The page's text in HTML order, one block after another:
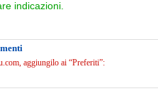
indicazioni.
aggiungilo ai “Preferiti”: